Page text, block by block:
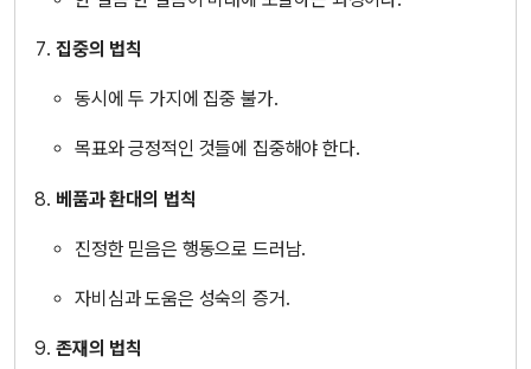
집중의 법칙
동시에 두 가지에 집중 불가.
목표와 긍정적인 것들에 집중해야 한다.
베품과 환대의 법칙
진정한 믿음은 행동으로 드러남.
자비심과 도움은 성숙의 증거.
존재의 법칙